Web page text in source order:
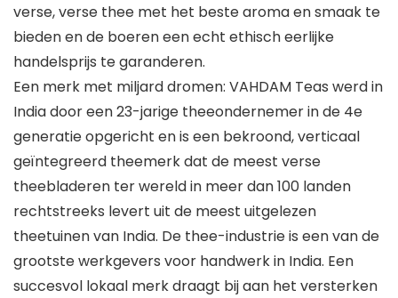
verse, verse thee met het beste aroma en smaak te
bieden en de boeren een echt ethisch eerlijke
handelsprijs te garanderen.
Een merk met miljard dromen: VAHDAM Teas werd in
India door een 23-jarige theeondernemer in de 4e
generatie opgericht en is een bekroond, verticaal
geïntegreerd theemerk dat de meest verse
theebladeren ter wereld in meer dan 100 landen
rechtstreeks levert uit de meest uitgelezen
theetuinen van India. De thee-industrie is een van de
grootste werkgevers voor handwerk in India. Een
succesvol lokaal merk draagt bij aan het versterken